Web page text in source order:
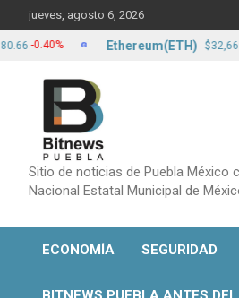
to
content
jueves, agosto 6, 2026
Sitio de noticias de Puebla México
Nacional Estatal Municipal de
ECONOMÍA SEGURIDAD
Ethereum(ETH) $32,669.58